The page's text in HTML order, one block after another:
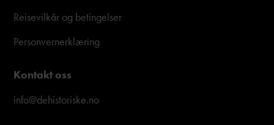
Reisevilkår og betingelser
Personvernerklæring
Kontakt oss
info@dehistoriske.no